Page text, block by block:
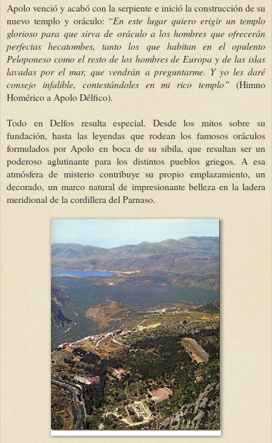
Apolo venció y acabó con la serpiente e inició la construcción de su
nuevo templo y oráculo: “En este lugar quiero erigir un templo
glorioso para que sirva de oráculo a los hombres que ofrecerán
perfectas hecatombes, tanto los que habitan en el opulento
Peloponeso como el resto de los hombres de Europa y de las islas
lavadas por el mar, que vendrán a preguntarme. Y yo les daré
consejo infalible, contestándoles en mi rico templo” (Himno
Homérico a Apolo Délfico).
Todo en Delfos resulta especial. Desde los mitos sobre su
fundación, hasta las leyendas que rodean los famosos oráculos
formulados por Apolo en boca de su sibila, que resultan ser un
poderoso aglutinante para los distintos pueblos griegos. A esa
atmósfera de misterio contribuye su propio emplazamiento, un
decorado, un marco natural de impresionante belleza en la ladera
meridional de la cordillera del Parnaso.